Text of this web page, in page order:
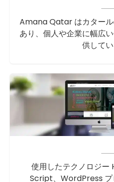
Amana Qatar はカター
あり、個人や企業に幅広
供してい
使用したテクノロジー
Script、WordPress プ